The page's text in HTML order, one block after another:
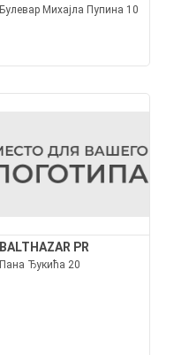
Булевар Михајла Пупина 10
BALTHAZAR PR
Пана Ђукића 20